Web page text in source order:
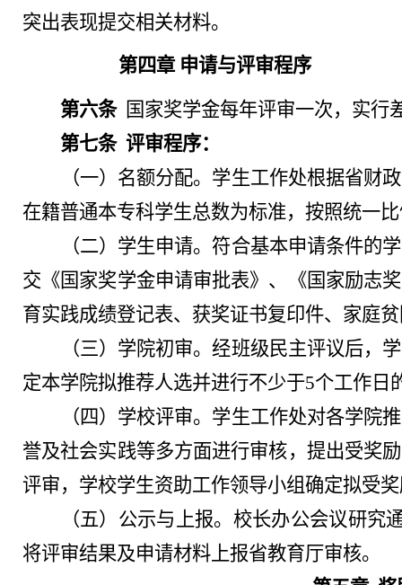
突出表现提交相关材料。
第四章 申请与评审程序
第六条 国家奖学金每年评审一次，实行
第七条 评审程序：
（一）名额分配。学生工作处根据省财
在籍普通本专科学生总数为标准，按照统一
（二）学生申请。符合基本申请条件的
交《国家奖学金申请审批表》、《国家励志
育实践成绩登记表、获奖证书复印件、家庭
（三）学院初审。经班级民主评议后，
定本学院拟推荐人选并进行不少于5个工作日
（四）学校评审。学生工作处对各学院
誉及社会实践等多方面进行审核，提出受奖
评审，学校学生资助工作领导小组确定拟受
（五）公示与上报。校长办公会议研究
将评审结果及申请材料上报省教育厅审核。